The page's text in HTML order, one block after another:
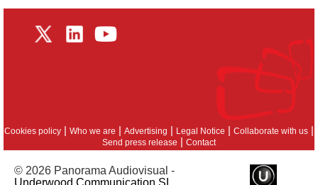
Cookies policy | Who we are | Advertising | Legal Notice | Collaborate with us |
Send press release | Contact
© 2026 Panorama Audiovisual -
Underwood Communication SL